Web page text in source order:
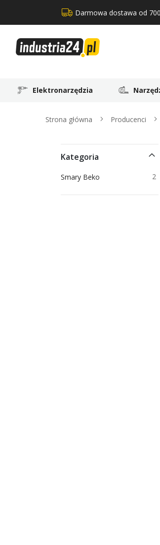
Darmowa dostawa od
Elektronarzędzia
Strona główna Producenci
Kategoria
Smary Beko 2